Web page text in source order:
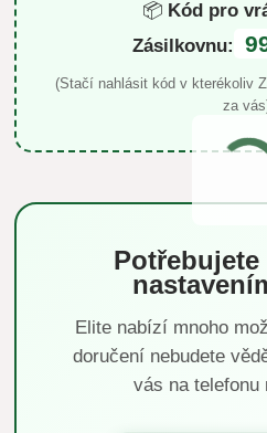
📦 Kód pro
Zásilkovnu:
(Stačí nahlásit kód v kterékoliv
za
Elite nabízí mnoho
doručení nebudete
vás na telefonu